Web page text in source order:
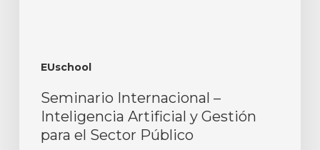
EUschool
Seminario Internacional –
Inteligencia Artificial y Gestión
para el Sector Público